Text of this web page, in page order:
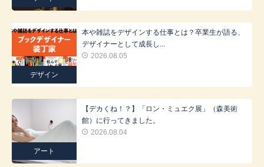
デザイン
本や雑誌をデザインする仕事とは？卒業生が語る、
デザイナーとして成長し...
2026.08.05
アート
【デカくね！？】「ロン・ミュエク展」（森美術
館）に行ってきました。
2026.08.04